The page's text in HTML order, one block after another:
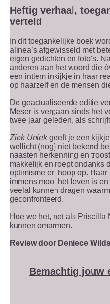
Heftig verhaal,
verteld
In dit toegankelijke boek
alinea’s afgewisseld met
eigen gedichten en foto’s.
anderen aan het woord die
een intiem inkijkje in haar
op haarzelf en de mensen
De geactualiseerde editie
Meser is vergaan sinds het
twee jaar geleden, als
Ziek Uniekgeeft je een
wellicht (nog) niet bekend
naasten herkenning en
makkelijk en roept ondanks
optimisme en hoop op.
immens mooi het leven is
veelal kunnen dragen
geconfronteerd.
Hoe we het, net als Priscilla
kunnen omarmen.
Review door Deniece
Bemachtig jouw